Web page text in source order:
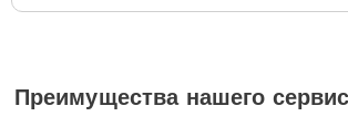
однако цены на разные виды
уточнять со специалистом службы
клиентах. Для расчета итоговой
Преимущества нашего